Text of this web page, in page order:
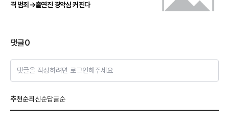
격 범죄→출연진 경악심 커진다
댓글0
댓글을 작성하려면 로그인해주세요
추천순최신순답글순